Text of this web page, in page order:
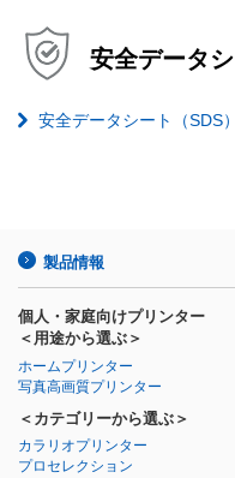
安全データシ
安全データシート（SDS）
製品情報
個人・家庭向けプリンター
＜用途から選ぶ＞
ホームプリンター
写真高画質プリンター
＜カテゴリーから選ぶ＞
カラリオプリンター
プロセレクション